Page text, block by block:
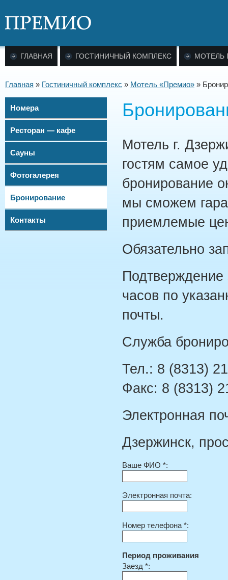
ГЛАВНАЯ ГОСТИНИЧНЫЙ КОМПЛЕКС МОТЕЛЬ
Главная » Гостиничный комплекс » Мотель «Премио» »
Номера
Ресторан — кафе
Сауны
Фотогалерея
Бронирование
Контакты
Мотель г.
гостям самое
бронирование
мы сможем
приемлемые
Обязательно
Подтверждение
часов по
почты.
Служба
Тел.: 8 (8313)
Факс: 8 (8313)
Электронная
Дзержинск,
Ваше ФИО *:
Электронная почта:
Номер телефона *:
Период проживания
Заезд *: